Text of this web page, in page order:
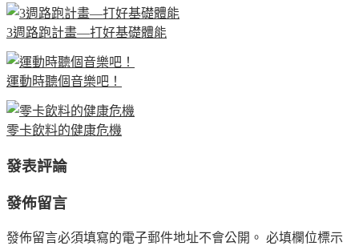
3週路跑計畫—打好基礎體能
運動時聽個音樂吧！
零卡飲料的健康危機
發表評論
發佈留言
發佈留言必須填寫的電子郵件地址不會公開。 必填欄位標示